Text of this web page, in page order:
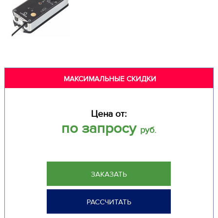
МАКСИМАЛЬНЫЕ СКИДКИ
Цена от:
по запросу руб.
ЗАКАЗАТЬ
РАССЧИТАТЬ